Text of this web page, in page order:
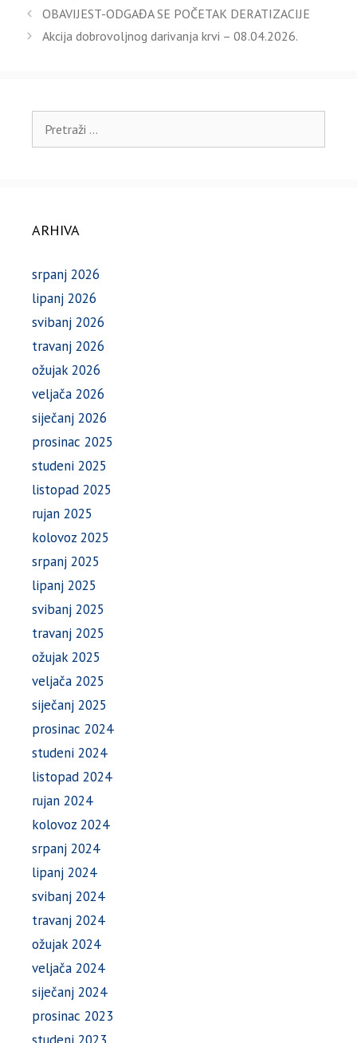
OBAVIJEST-ODGAĐA SE POČETAK DERATIZACIJE
Akcija dobrovoljnog darivanja krvi – 08.04.2026.
ARHIVA
srpanj 2026
lipanj 2026
svibanj 2026
travanj 2026
ožujak 2026
veljača 2026
siječanj 2026
prosinac 2025
studeni 2025
listopad 2025
rujan 2025
kolovoz 2025
srpanj 2025
lipanj 2025
svibanj 2025
travanj 2025
ožujak 2025
veljača 2025
siječanj 2025
prosinac 2024
studeni 2024
listopad 2024
rujan 2024
kolovoz 2024
srpanj 2024
lipanj 2024
svibanj 2024
travanj 2024
ožujak 2024
veljača 2024
siječanj 2024
prosinac 2023